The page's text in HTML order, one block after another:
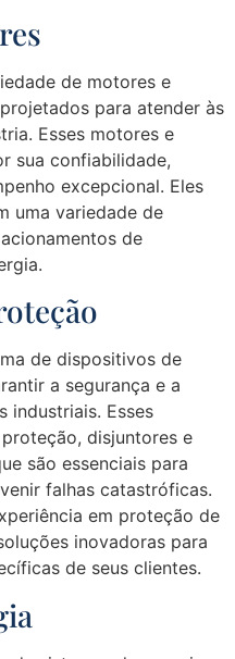
de motores e
para atender às
Esses motores e
sua confiabilidade,
excepcional. Eles
uma variedade de
de
de dispositivos de
a segurança e a
industriais. Esses
disjuntores e
são essenciais para
falhas catastróficas.
em proteção de
inovadoras para
de seus clientes.